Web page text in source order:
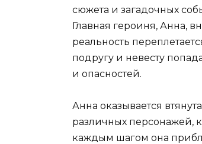
сюжета и загадочных
Главная героиня, Анна,
реальность
подругу и невесту
и опасностей.
Анна оказывается
различных персонажей,
каждым шагом она